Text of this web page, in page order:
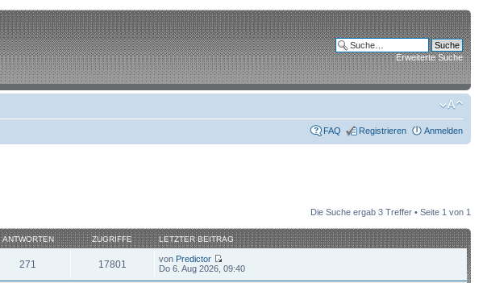
Erweiterte Suche
FAQ Registrieren Anmelden
Die Suche ergab 3 Treffer • Seite 1 von 1
ANTWORTEN ZUGRIFFE LETZTER BEITRAG
271 17801 von Predictor
Do 6. Aug 2026, 09:40